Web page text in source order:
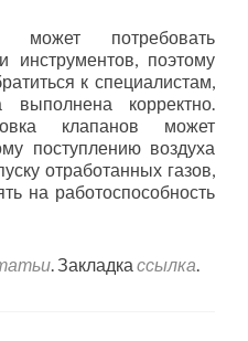
может потребовать
инструментов, поэтому
к специалистам,
корректно.
клапанов может
поступлению воздуха
отработанных газов,
на работоспособность
. Закладка ссылка.